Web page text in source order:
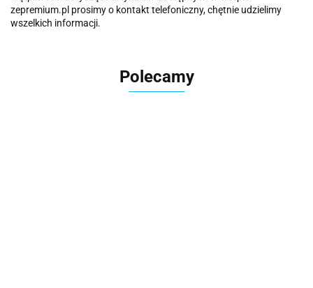
zepremium.pl prosimy o kontakt telefoniczny, chętnie udzielimy
wszelkich informacji.
Polecamy